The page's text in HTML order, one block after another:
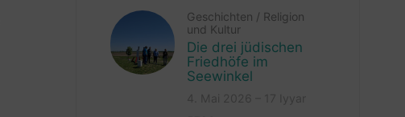
Geschichten / Religion
und Kultur
Die drei jüdischen
Friedhöfe im
Seewinkel